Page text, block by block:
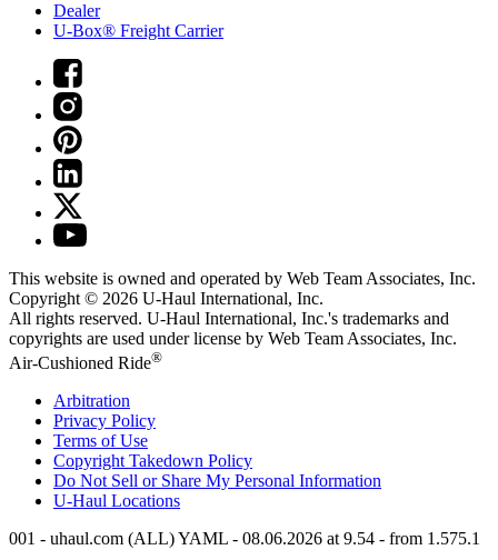
Dealer
U-Box® Freight Carrier
This website is owned and operated by Web Team Associates, Inc.
Copyright © 2026 U-Haul International, Inc.
All rights reserved. U-Haul International, Inc.'s trademarks and
copyrights are used under license by Web Team Associates, Inc.
Air-Cushioned Ride®
Arbitration
Privacy Policy
Terms of Use
Copyright Takedown Policy
Do Not Sell or Share My Personal Information
U-Haul Locations
001 - uhaul.com (ALL) YAML - 08.06.2026 at 9.54 - from 1.575.1